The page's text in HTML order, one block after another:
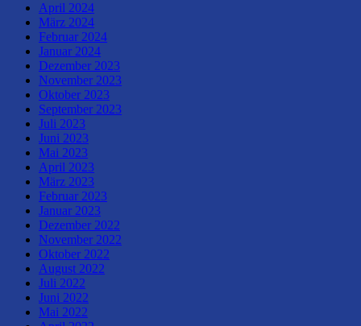
April 2024
März 2024
Februar 2024
Januar 2024
Dezember 2023
November 2023
Oktober 2023
September 2023
Juli 2023
Juni 2023
Mai 2023
April 2023
März 2023
Februar 2023
Januar 2023
Dezember 2022
November 2022
Oktober 2022
August 2022
Juli 2022
Juni 2022
Mai 2022